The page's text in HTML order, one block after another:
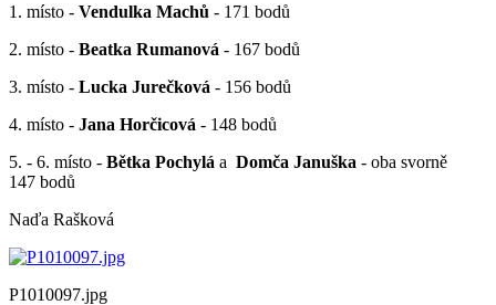
1. místo - Vendulka Machů - 171 bodů
2. místo - Beatka Rumanová - 167 bodů
3. místo - Lucka Jurečková - 156 bodů
4. místo - Jana Horčicová - 148 bodů
5. - 6. místo - Bětka Pochylá a Domča Januška - oba svorně
147 bodů
Naďa Rašková
P1010097.jpg